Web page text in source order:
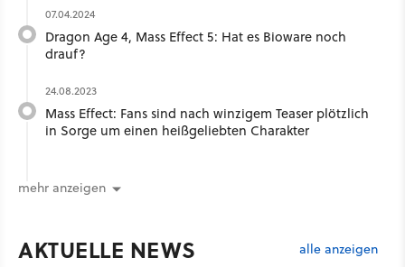
07.04.2024
Dragon Age 4, Mass Effect 5: Hat es Bioware noch
drauf?
24.08.2023
Mass Effect: Fans sind nach winzigem Teaser plötzlich
in Sorge um einen heißgeliebten Charakter
mehr anzeigen
AKTUELLE NEWS alle anzeigen